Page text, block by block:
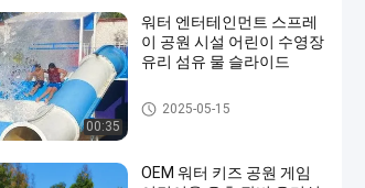
00:35
워터 엔터테인먼트 스프레
이 공원 시설 어린이 수영장
유리 섬유 물 슬라이드
워터 파크 슬라이드
2025-05-15
OEM 워터 키즈 공원 게임